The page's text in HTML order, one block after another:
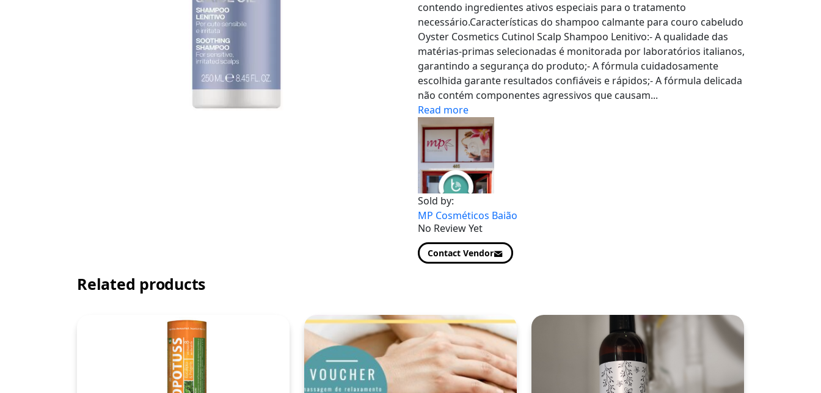
contendo ingredientes ativos especiais para o tratamento
necessário.Características do shampoo calmante para couro cabeludo
Oyster Cosmetics Cutinol Scalp Shampoo Lenitivo:- A qualidade das
matérias-primas selecionadas é monitorada por laboratórios italianos,
garantindo a segurança do produto;- A fórmula cuidadosamente
escolhida garante resultados confiáveis e rápidos;- A fórmula delicada
não contém componentes agressivos que causam...
Read more
Sold by:
MP Cosméticos Baião
No Review Yet
Contact Vendor
Related products